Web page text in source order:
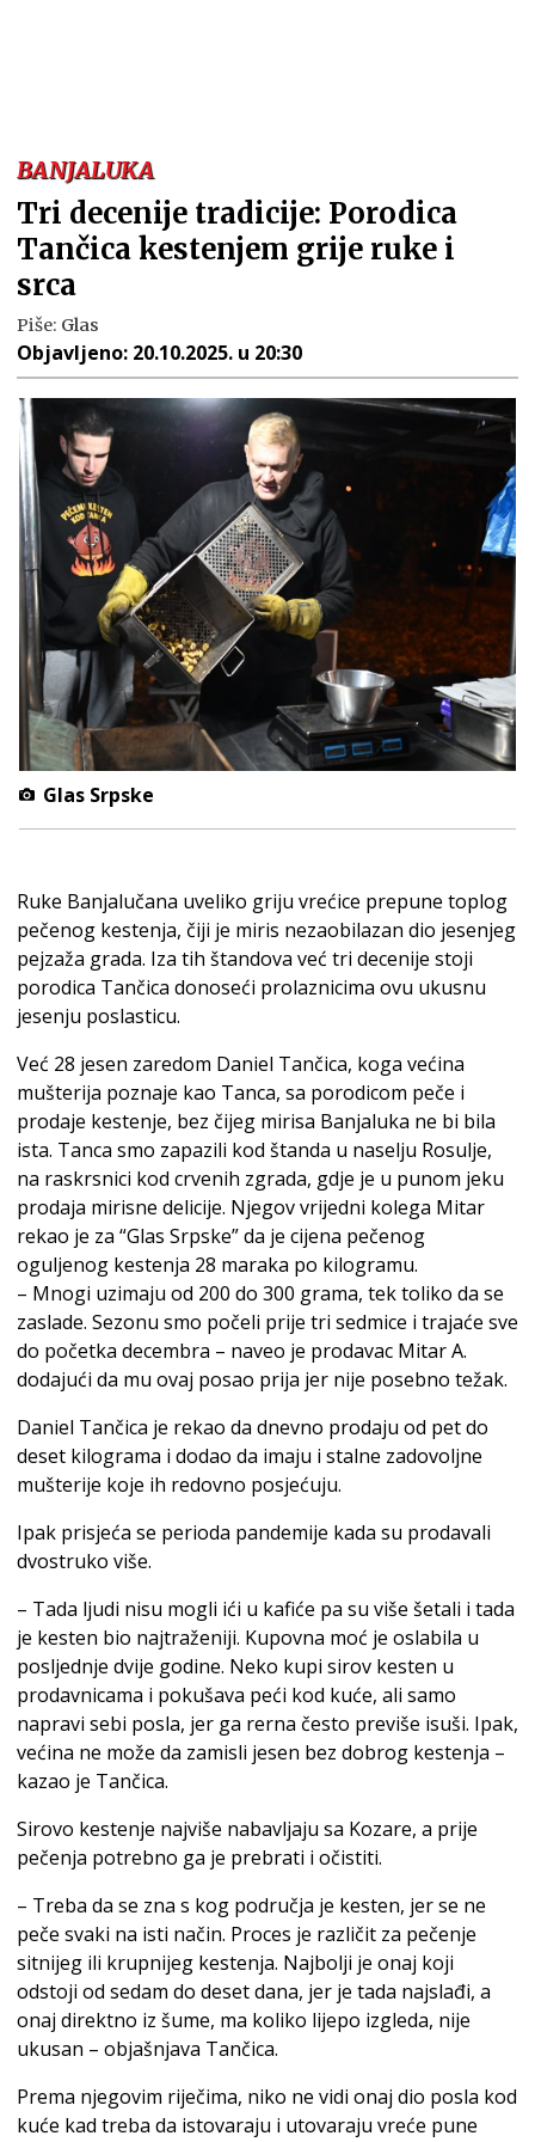
BANJALUKA
Tri decenije tradicije: Porodica
Tančica kestenjem grije ruke i
srca
Piše: Glas
Objavljeno: 20.10.2025. u 20:30
Glas Srpske
Ruke Banjalučana uveliko griju vrećice prepune toplog
pečenog kestenja, čiji je miris nezaobilazan dio jesenjeg
pejzaža grada. Iza tih štandova već tri decenije stoji
porodica Tančica donoseći prolaznicima ovu ukusnu
jesenju poslasticu.
Već 28 jesen zaredom Daniel Tančica, koga većina
mušterija poznaje kao Tanca, sa porodicom peče i
prodaje kestenje, bez čijeg mirisa Banjaluka ne bi bila
ista. Tanca smo zapazili kod štanda u naselju Rosulje,
na raskrsnici kod crvenih zgrada, gdje je u punom jeku
prodaja mirisne delicije. Njegov vrijedni kolega Mitar
rekao je za “Glas Srpske” da je cijena pečenog
oguljenog kestenja 28 maraka po kilogramu.
– Mnogi uzimaju od 200 do 300 grama, tek toliko da se
zaslade. Sezonu smo počeli prije tri sedmice i trajaće sve
do početka decembra – naveo je prodavac Mitar A.
dodajući da mu ovaj posao prija jer nije posebno težak.
Daniel Tančica je rekao da dnevno prodaju od pet do
deset kilograma i dodao da imaju i stalne zadovoljne
mušterije koje ih redovno posjećuju.
Ipak prisjeća se perioda pandemije kada su prodavali
dvostruko više.
– Tada ljudi nisu mogli ići u kafiće pa su više šetali i tada
je kesten bio najtraženiji. Kupovna moć je oslabila u
posljednje dvije godine. Neko kupi sirov kesten u
prodavnicama i pokušava peći kod kuće, ali samo
napravi sebi posla, jer ga rerna često previše isuši. Ipak,
većina ne može da zamisli jesen bez dobrog kestenja –
kazao je Tančica.
Sirovo kestenje najviše nabavljaju sa Kozare, a prije
pečenja potrebno ga je prebrati i očistiti.
– Treba da se zna s kog područja je kesten, jer se ne
peče svaki na isti način. Proces je različit za pečenje
sitnijeg ili krupnijeg kestenja. Najbolji je onaj koji
odstoji od sedam do deset dana, jer je tada najslađi, a
onaj direktno iz šume, ma koliko lijepo izgleda, nije
ukusan – objašnjava Tančica.
Prema njegovim riječima, niko ne vidi onaj dio posla kod
kuće kad treba da istovaraju i utovaraju vreće pune